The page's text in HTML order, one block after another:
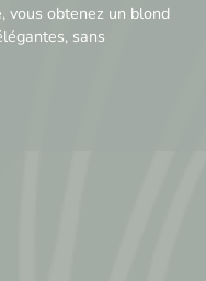
vous obtenez un blond
sans